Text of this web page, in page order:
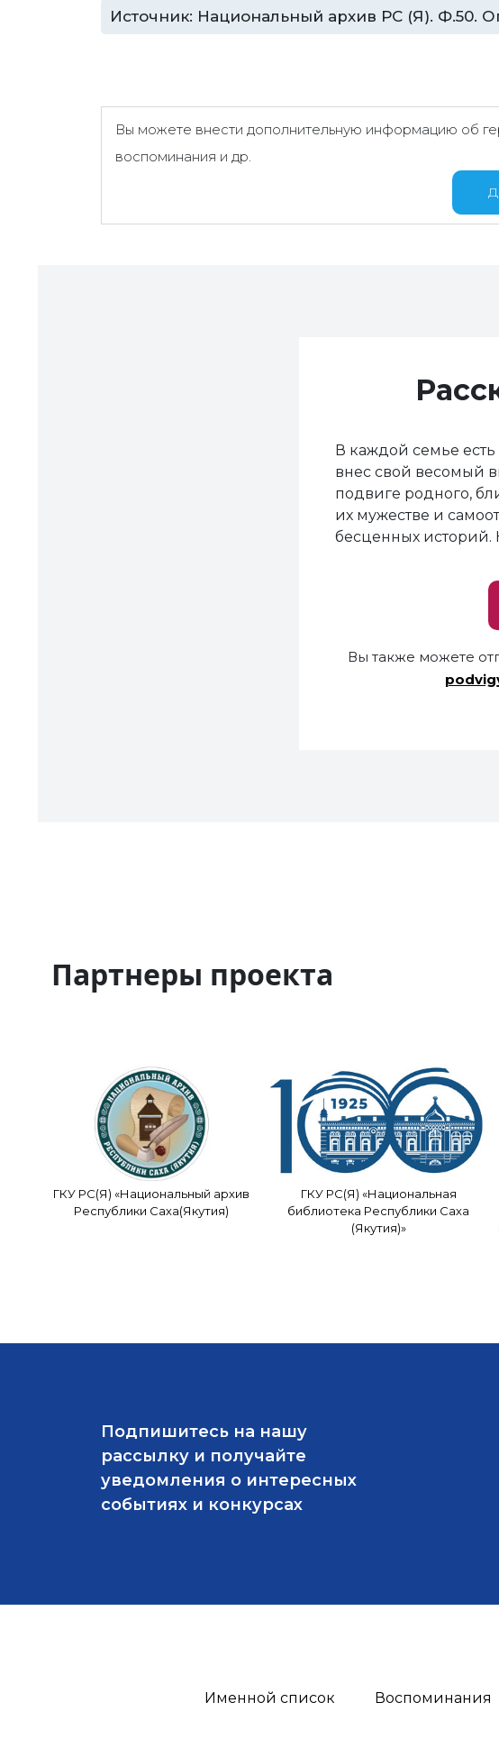
Источник: Национальный архив РС (Я). Ф.50.
Вы можете внести дополнительную информацию об
воспоминания и др.
В каждой семье
внес свой весомый
подвиге родного,
их мужестве и
бесценных историй.
Вы также можете
Партнеры проекта
ГКУ РС(Я) «Национальный архив
Республики Саха(Якутия)
ГКУ РС(Я) «Национальная
библиотека Республики Саха
(Якутия)»
Подпишитесь на нашу
рассылку и получайте
уведомления о интересных
событиях и конкурсах
Именной список Воспоминания